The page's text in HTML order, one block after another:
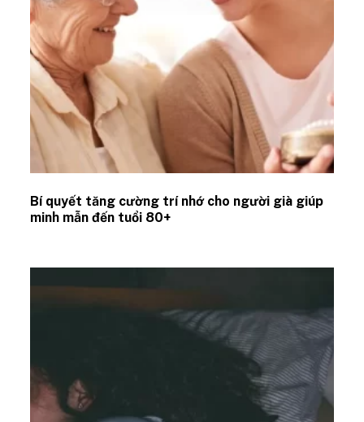
Bí quyết tăng cường trí nhớ cho người già giúp
minh mẫn đến tuổi 80+